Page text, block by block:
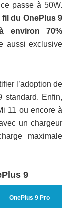
passe à 50W.
du OnePlus 9
environ 70%
aussi exclusive
l’adoption de
standard. Enfin,
11 ou encore à
un chargeur
maximale
9
OnePlus 9 Pro